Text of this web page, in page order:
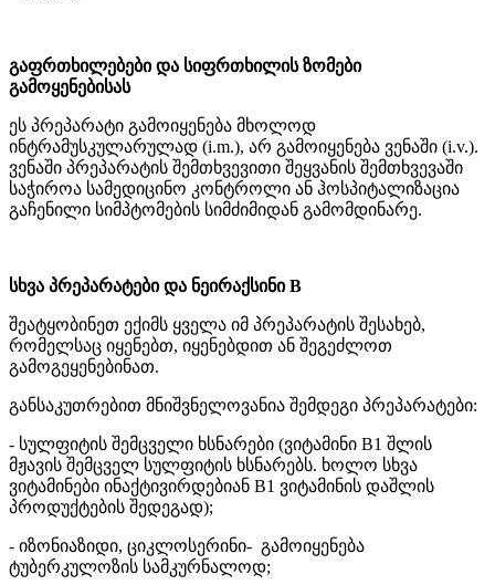
გაფრთხილებები და სიფრთხილის ზომები
გამოყენებისას
ეს პრეპარატი გამოიყენება მხოლოდ
ინტრამუსკულარულად (i.m.), არ გამოიყენება ვენაში (i.v.).
ვენაში პრეპარატის შემთხვევითი შეყვანის შემთხვევაში
საჭიროა სამედიცინო კონტროლი ან ჰოსპიტალიზაცია
გაჩენილი სიმპტომების სიმძიმიდან გამომდინარე.
სხვა პრეპარატები და ნეირაქსინი B
შეატყობინეთ ექიმს ყველა იმ პრეპარატის შესახებ,
რომელსაც იყენებთ, იყენებდით ან შეგეძლოთ
გამოგეყენებინათ.
განსაკუთრებით მნიშვნელოვანია შემდეგი პრეპარატები:
- სულფიტის შემცველი ხსნარები (ვიტამინი B1 შლის
მჟავის შემცველ სულფიტის ხსნარებს. ხოლო სხვა
ვიტამინები ინაქტივირდებიან B1 ვიტამინის დაშლის
პროდუქტების შედეგად);
- იზონიაზიდი, ციკლოსერინი- გამოიყენება
ტუბერკულოზის სამკურნალოდ;